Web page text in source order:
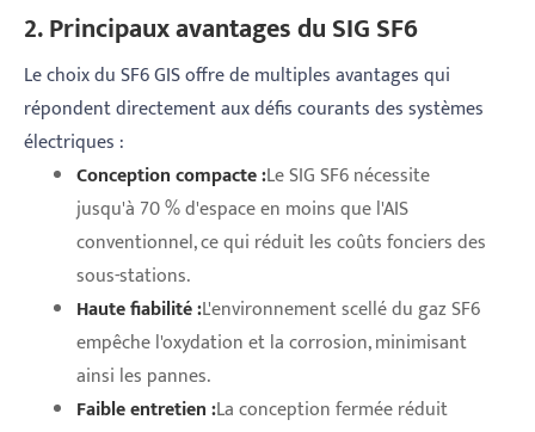
2. Principaux avantages du SIG SF6
Le choix du SF6 GIS offre de multiples avantages qui
répondent directement aux défis courants des systèmes
électriques :
Conception compacte :Le SIG SF6 nécessite
jusqu'à 70 % d'espace en moins que l'AIS
conventionnel, ce qui réduit les coûts fonciers des
sous-stations.
Haute fiabilité :L'environnement scellé du gaz SF6
empêche l'oxydation et la corrosion, minimisant
ainsi les pannes.
Faible entretien :La conception fermée réduit